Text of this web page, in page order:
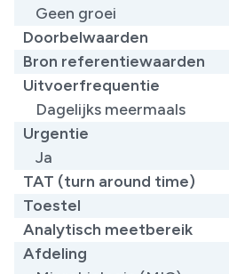
Geen groei
Doorbelwaarden
Bron referentiewaarden
Uitvoerfrequentie
Dagelijks meermaals
Urgentie
Ja
TAT (turn around time)
Toestel
Analytisch meetbereik
Afdeling